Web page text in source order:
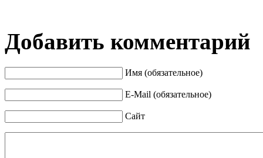
Добавить комментарий
Имя (обязательное)
E-Mail (обязательное)
Сайт